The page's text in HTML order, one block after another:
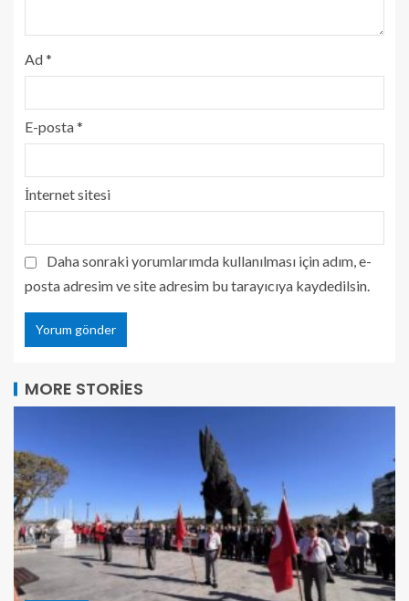
Ad*
E-posta*
İnternet sitesi
Daha sonraki yorumlarımda kullanılması için adım, e-
posta adresim ve site adresim bu tarayıcıya kaydedilsin.
MORE STORIES